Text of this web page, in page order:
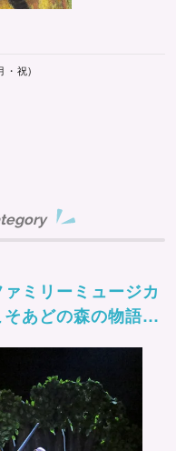
・祝)
ミリーミュージカ
あどの森の物語